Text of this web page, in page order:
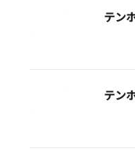
テン
テン